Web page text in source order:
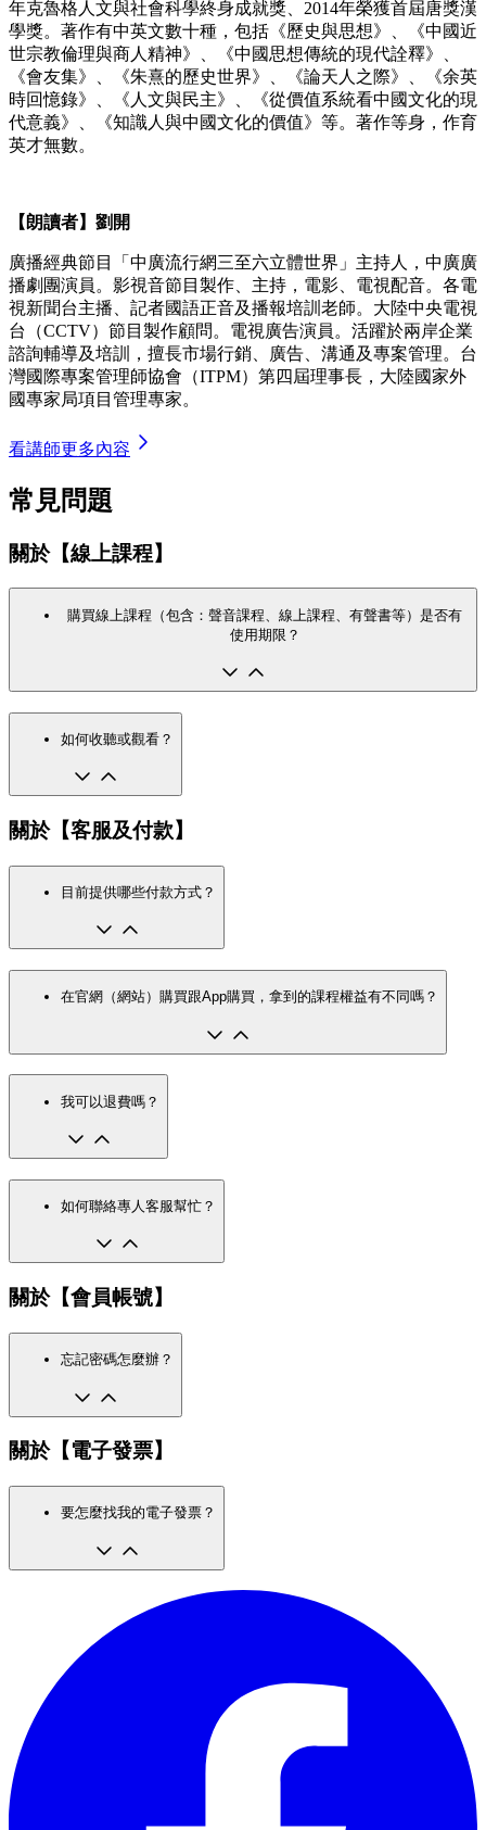
年克魯格人文與社會科學終身成就獎、2014年榮獲首屆唐獎漢
學獎。著作有中英文數十種，包括《歷史與思想》、《中國近
世宗教倫理與商人精神》、《中國思想傳統的現代詮釋》、
《會友集》、《朱熹的歷史世界》、《論天人之際》、《余英
時回憶錄》、《人文與民主》、《從價值系統看中國文化的現
代意義》、《知識人與中國文化的價值》等。著作等身，作育
英才無數。
【朗讀者】劉開
廣播經典節目「中廣流行網三至六立體世界」主持人，中廣廣
播劇團演員。影視音節目製作、主持，電影、電視配音。各電
視新聞台主播、記者國語正音及播報培訓老師。大陸中央電視
台（CCTV）節目製作顧問。電視廣告演員。活躍於兩岸企業
諮詢輔導及培訓，擅長市場行銷、廣告、溝通及專案管理。台
灣國際專案管理師協會（ITPM）第四屆理事長，大陸國家外
國專家局項目管理專家。
看講師更多內容
常見問題
關於【線上課程】
購買線上課程（包含：聲音課程、線上課程、有聲書等）是否有
使用期限？
如何收聽或觀看？
關於【客服及付款】
目前提供哪些付款方式？
在官網（網站）購買跟App購買，拿到的課程權益有不同嗎？
我可以退費嗎？
如何聯絡專人客服幫忙？
關於【會員帳號】
忘記密碼怎麼辦？
關於【電子發票】
要怎麼找我的電子發票？